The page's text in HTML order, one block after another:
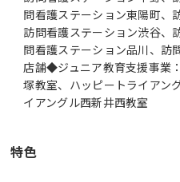
問看護ステーション東陽町、
訪問看護ステーション渋谷、
問看護ステーション品川、訪
店舗◆ジュニア教育支援事業
塚教室、ハッピートライアン
イアングル西新井西教室
特色